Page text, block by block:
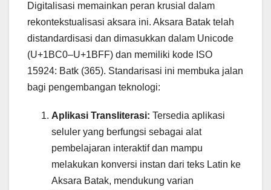
Digitalisasi memainkan peran krusial dalam
rekontekstualisasi aksara ini. Aksara Batak telah
distandardisasi dan dimasukkan dalam Unicode
(U+1BC0–U+1BFF) dan memiliki kode ISO
15924: Batk (365). Standarisasi ini membuka jalan
bagi pengembangan teknologi:
Aplikasi Transliterasi: Tersedia aplikasi
seluler yang berfungsi sebagai alat
pembelajaran interaktif dan mampu
melakukan konversi instan dari teks Latin ke
Aksara Batak, mendukung varian